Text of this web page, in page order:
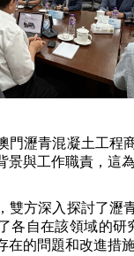
門瀝青混凝土工
景與工作職責，這
雙方深入探討了瀝
各自在該領域的
在的問題和改進措施